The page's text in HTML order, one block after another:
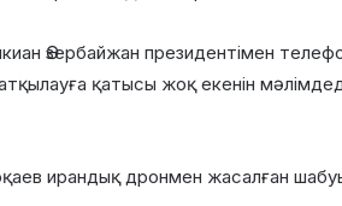
Әзербайжан президентімен
қатысы жоқ екенін
ирандық дронмен жасалған